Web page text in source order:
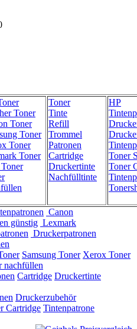
Toner
Toner
Toner
Toner
Toner
Toner
Tinte
Refill
Trommel
Patronen
Cartridge
Druckertinte
Nachfülltinte
HP
Toner
Toner
Canon
günstig Lexmark
Druckerpatronen
Samsung Toner Xerox Toner
nachfüllen
Cartridge Druckertinte
Druckerzubehör
Cartridge Tintenpatrone